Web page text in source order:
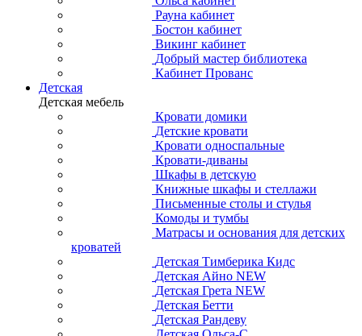
Рауна кабинет
Бостон кабинет
Викинг кабинет
Добрый мастер библиотека
Кабинет Прованс
Детская
Детская мебель
Кровати домики
Детские кровати
Кровати односпальные
Кровати-диваны
Шкафы в детскую
Книжные шкафы и стеллажи
Письменные столы и стулья
Комоды и тумбы
Матрасы и основания для детских
кроватей
Детская Тимберика Кидс
Детская Айно NEW
Детская Грета NEW
Детская Бетти
Детская Рандеву